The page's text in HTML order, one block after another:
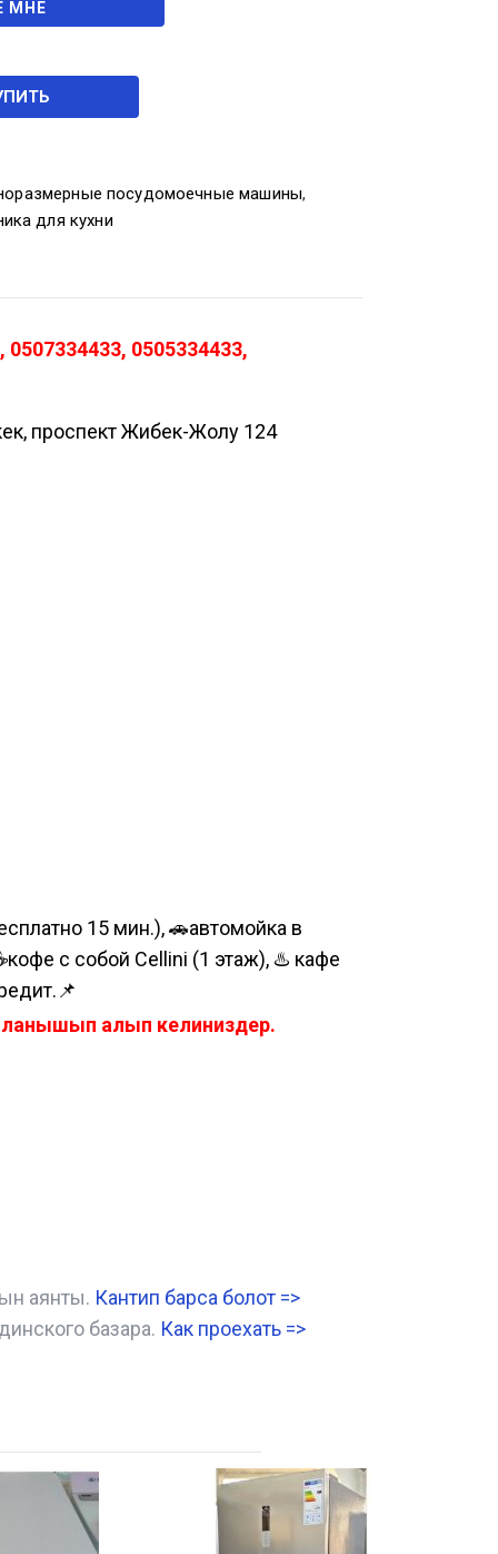
посудомоечные машины,
для кухни
0505334433,
проспект Жибек-Жолу 124
15 мин.), 🚗автомойка в
с собой Cellini (1 этаж), ♨️ кафе
алып келиниздер.
аянты. Кантип барса болот =>
базара. Как проехать =>